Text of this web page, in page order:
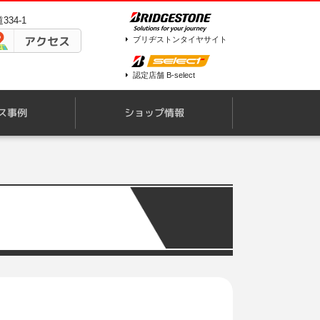
334-1
アクセス ブリヂストンタイヤサイト
認定店舗 B-select
事例 ショップ情報